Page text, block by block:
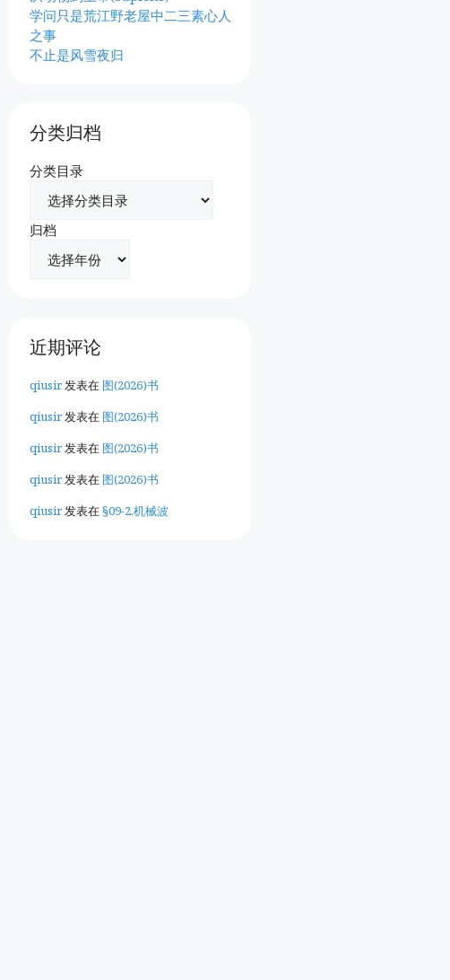
学问只是荒江野老屋中二三素心人
之事
不止是风雪夜归
分类归档
分类目录
归档
近期评论
qiusir发表在 图(2026)书
qiusir发表在 图(2026)书
qiusir发表在 图(2026)书
qiusir发表在 图(2026)书
qiusir发表在§09-2.机械波